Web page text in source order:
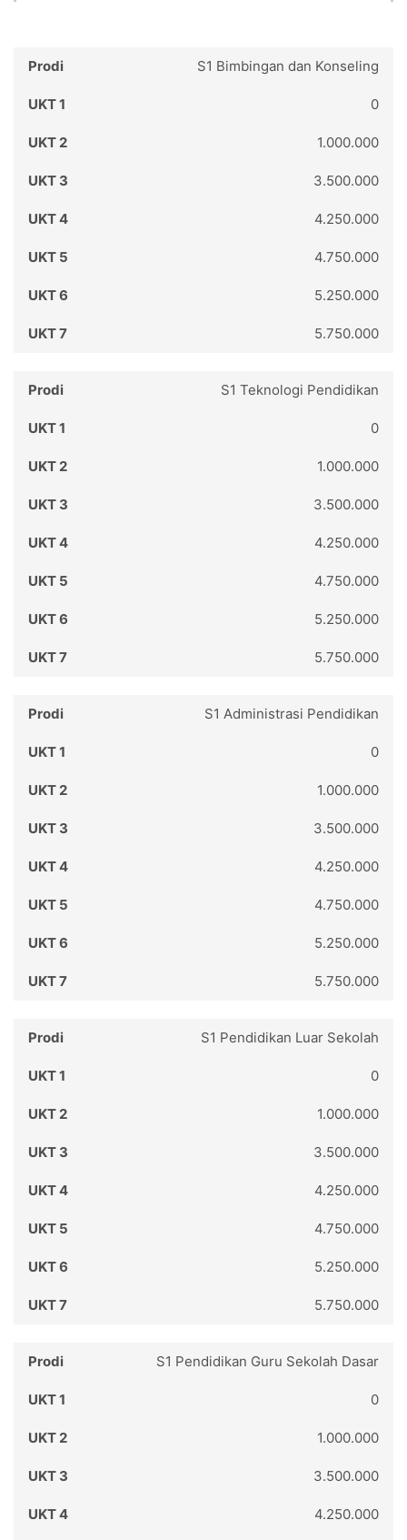
S1 Bimbingan dan Konseling
0
1.000.000
3.500.000
4.250.000
4.750.000
5.250.000
5.750.000
S1 Teknologi Pendidikan
0
1.000.000
3.500.000
4.250.000
4.750.000
5.250.000
5.750.000
S1 Administrasi Pendidikan
0
1.000.000
3.500.000
4.250.000
4.750.000
5.250.000
5.750.000
S1 Pendidikan Luar Sekolah
0
1.000.000
3.500.000
4.250.000
4.750.000
5.250.000
5.750.000
S1 Pendidikan Guru Sekolah Dasar
0
1.000.000
3.500.000
4.250.000